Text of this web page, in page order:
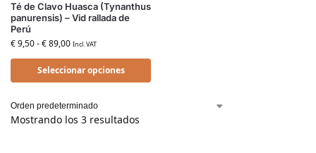
Té de Clavo Huasca (Tynanthus
panurensis) – Vid rallada de
Perú
€9,50-€89,00 Incl. VAT
Seleccionar opciones
Mostrando los 3 resultados